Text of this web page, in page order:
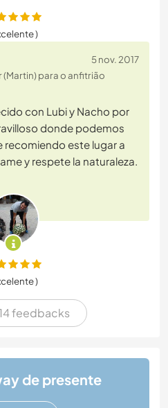
)
5 nov. 2017
para o anfitrião
con Lubi y Nacho por
donde podemos
recomiendo este lugar a
y respete la naturaleza.
)
feedbacks
de presente